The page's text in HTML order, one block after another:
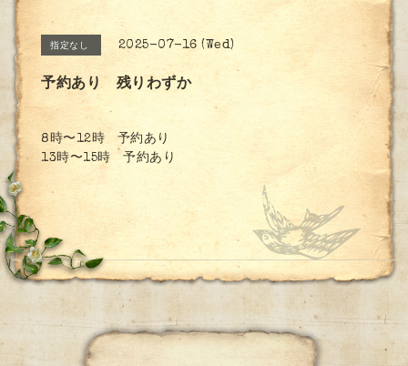
指定なし 2025-07-16 (Wed)
予約あり 残りわずか
8時〜12時 予約あり
13時〜15時 予約あり